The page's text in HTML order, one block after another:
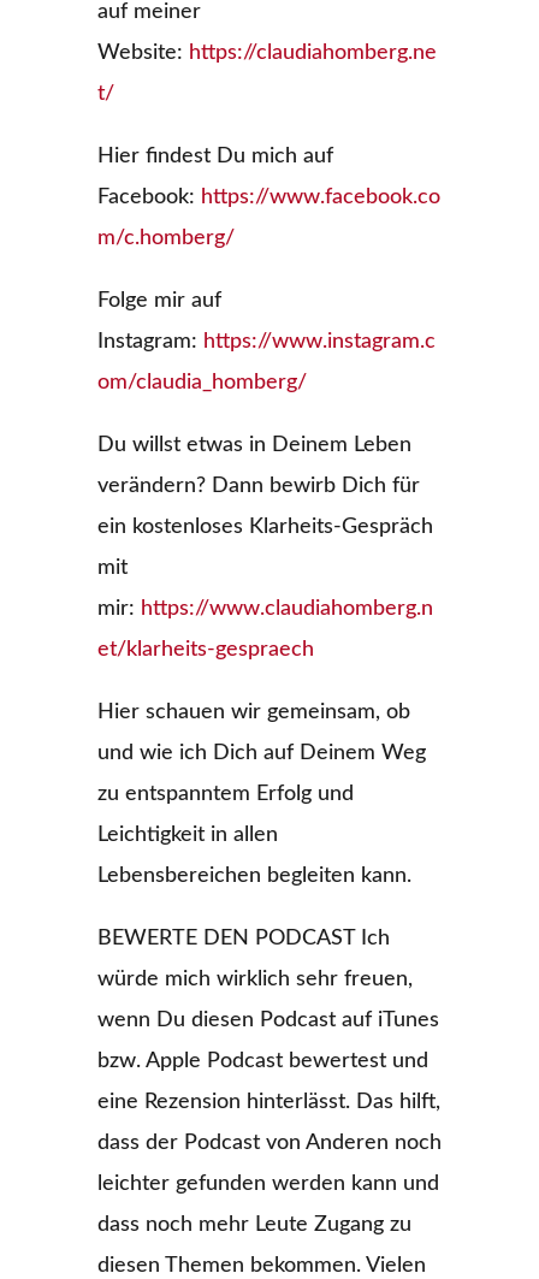
auf meiner
Website: https://claudiahomberg.ne
t/
Hier findest Du mich auf
Facebook: https://www.facebook.co
m/c.homberg/
Folge mir auf
Instagram: https://www.instagram.c
om/claudia_homberg/
Du willst etwas in Deinem Leben
verändern? Dann bewirb Dich für
ein kostenloses Klarheits-Gespräch
mit
mir: https://www.claudiahomberg.n
et/klarheits-gespraech
Hier schauen wir gemeinsam, ob
und wie ich Dich auf Deinem Weg
zu entspanntem Erfolg und
Leichtigkeit in allen
Lebensbereichen begleiten kann.
BEWERTE DEN PODCAST Ich
würde mich wirklich sehr freuen,
wenn Du diesen Podcast auf iTunes
bzw. Apple Podcast bewertest und
eine Rezension hinterlässt. Das hilft,
dass der Podcast von Anderen noch
leichter gefunden werden kann und
dass noch mehr Leute Zugang zu
diesen Themen bekommen. Vielen